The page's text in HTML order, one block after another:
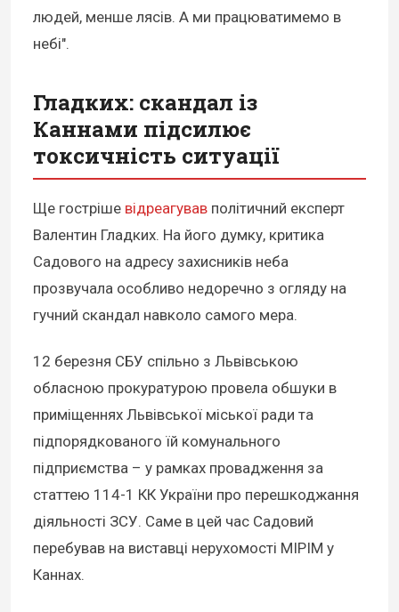
людей, менше лясів. А ми працюватимемо в
небі".
Гладких: скандал із
Каннами підсилює
токсичність ситуації
Ще гостріше відреагував політичний експерт
Валентин Гладких. На його думку, критика
Садового на адресу захисників неба
прозвучала особливо недоречно з огляду на
гучний скандал навколо самого мера.
12 березня СБУ спільно з Львівською
обласною прокуратурою провела обшуки в
приміщеннях Львівської міської ради та
підпорядкованого їй комунального
підприємства – у рамках провадження за
статтею 114-1 КК України про перешкоджання
діяльності ЗСУ. Саме в цей час Садовий
перебував на виставці нерухомості MIPIM у
Каннах.